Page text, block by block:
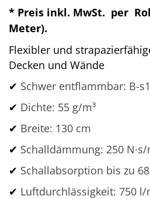
* Preis inkl. MwSt. per
Meter).
Flexibler und
Decken und Wände
✔ Schwer entflammbar: B-
✔ Dichte: 55 g/m³
✔ Breite: 130 cm
✔ Schalldämmung: 250 N·s/
✔ Schallabsorption bis zu
✔ Luftdurchlässigkeit: 750 l/